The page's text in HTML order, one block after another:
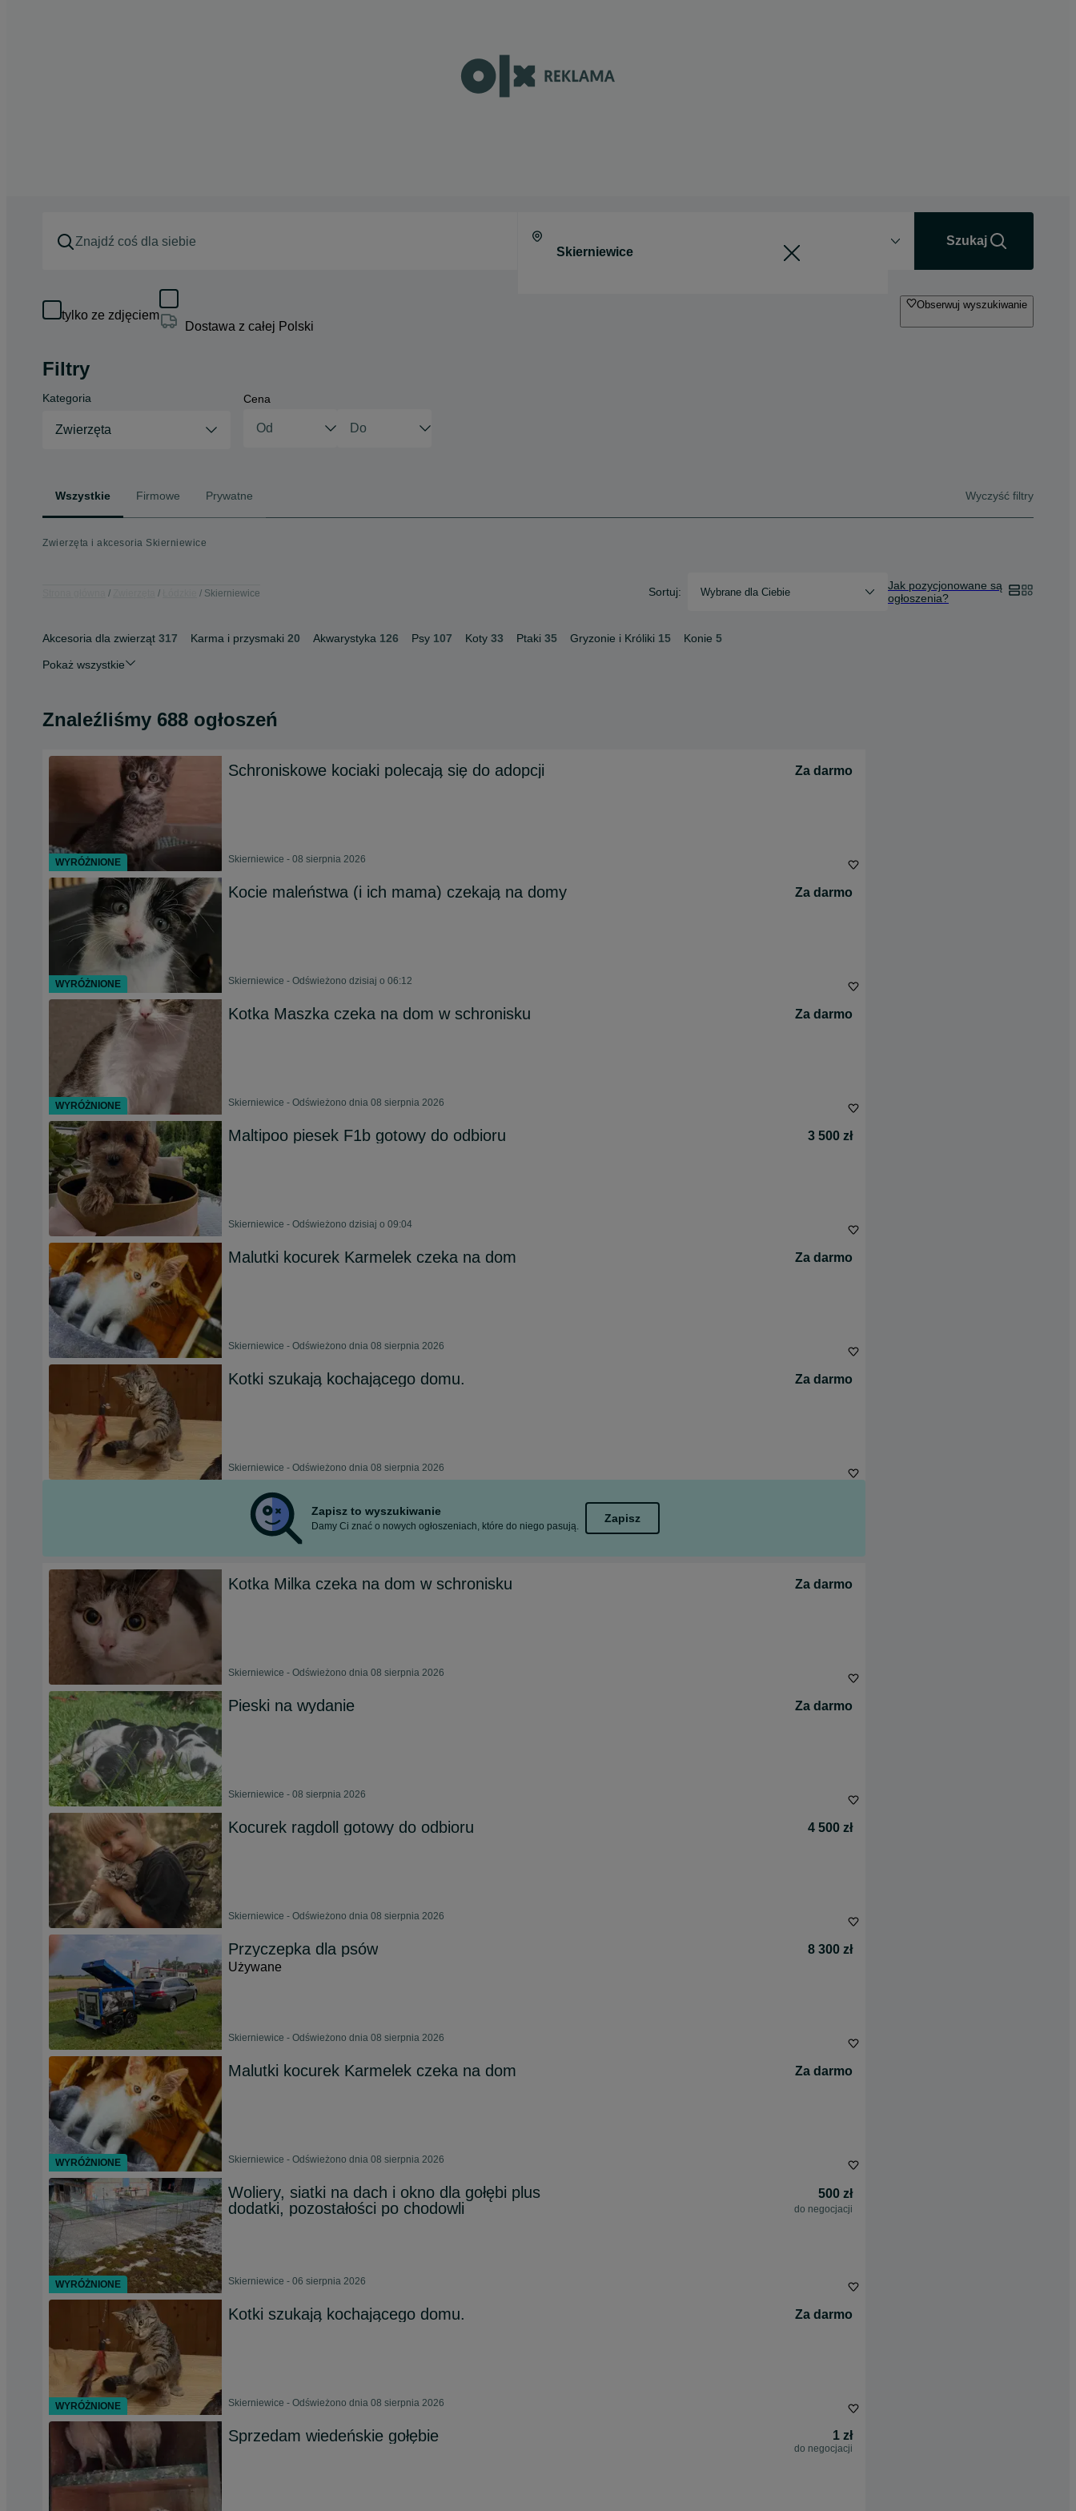
Szukaj
tylko ze zdjęciem
Dostawa z całej Polski
Obserwuj wyszukiwanie
Filtry
Kategoria
Zwierzęta
Cena
Wszystkie Firmowe Prywatne Wyczyść filtry
Zwierzęta i akcesoria Skierniewice
Skierniewice Sortuj: Wybrane dla Ciebie
Jak pozycjonowane są
ogłoszenia?
Akcesoria dla zwierząt 317 Karma i przysmaki 20 Akwarystyka 126 Psy 107 Koty 33 Ptaki 35 Gryzonie i Króliki 15 Konie 5
Pokaż wszystkie
Znaleźliśmy 688 ogłoszeń
Schroniskowe kociaki polecają się do adopcji Za darmo
Skierniewice - 08 sierpnia 2026
Kocie maleństwa (i ich mama) czekają na domy Za darmo
Skierniewice - Odświeżono dzisiaj o 06:12
Kotka Maszka czeka na dom w schronisku Za darmo
Skierniewice - Odświeżono dnia 08 sierpnia 2026
Maltipoo piesek F1b gotowy do odbioru 3 500 zł
Skierniewice - Odświeżono dzisiaj o 09:04
Malutki kocurek Karmelek czeka na dom Za darmo
Skierniewice - Odświeżono dnia 08 sierpnia 2026
Kotki szukają kochającego domu. Za darmo
Skierniewice - Odświeżono dnia 08 sierpnia 2026
Zapisz to wyszukiwanie
Damy Ci znać o nowych ogłoszeniach, które do niego pasują.
Zapisz
Kotka Milka czeka na dom w schronisku Za darmo
Skierniewice - Odświeżono dnia 08 sierpnia 2026
Pieski na wydanie Za darmo
Skierniewice - 08 sierpnia 2026
Kocurek ragdoll gotowy do odbioru 4 500 zł
Skierniewice - Odświeżono dnia 08 sierpnia 2026
Przyczepka dla psów
8 300 zł
Używane
Skierniewice - Odświeżono dnia 08 sierpnia 2026
Malutki kocurek Karmelek czeka na dom Za darmo
Skierniewice - Odświeżono dnia 08 sierpnia 2026
Woliery, siatki na dach i okno dla gołębi plus
dodatki, pozostałości po chodowli
500 zł
do negocjacji
Skierniewice - 06 sierpnia 2026
Kotki szukają kochającego domu. Za darmo
Skierniewice - Odświeżono dnia 08 sierpnia 2026
Sprzedam wiedeńskie gołębie 1 zł
do negocjacji
WYRÓŻNIONE
WYRÓŻNIONE
WYRÓŻNIONE
WYRÓŻNIONE
WYRÓŻNIONE
WYRÓŻNIONE